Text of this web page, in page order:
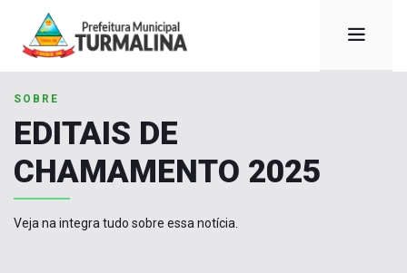
SOBRE
EDITAIS DE
CHAMAMENTO 2025
Veja na integra tudo sobre essa notícia.